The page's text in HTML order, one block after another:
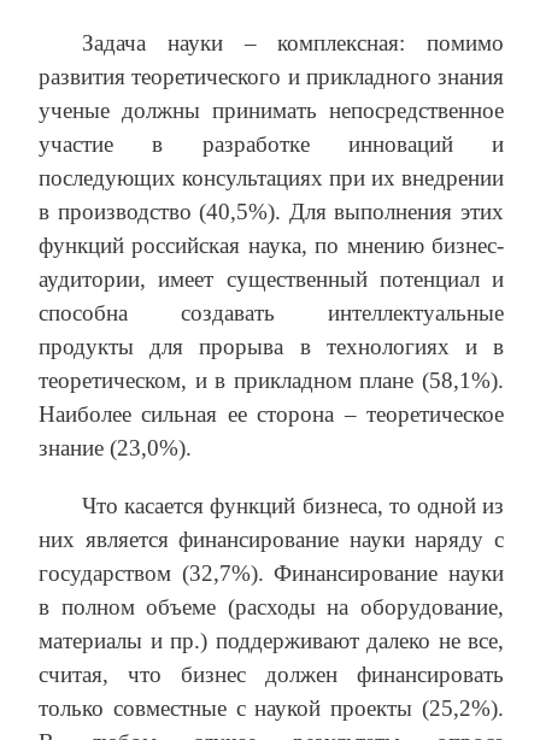
Задача науки – комплексная: помимо
развития теоретического и прикладного знания
ученые должны принимать непосредственное
участие в разработке инноваций и
последующих консультациях при их внедрении
в производство (40,5%). Для выполнения этих
функций российская наука, по мнению бизнес-
аудитории, имеет существенный потенциал и
способна создавать интеллектуальные
продукты для прорыва в технологиях и в
теоретическом, и в прикладном плане (58,1%).
Наиболее сильная ее сторона – теоретическое
знание (23,0%).
Что касается функций бизнеса, то одной из
них является финансирование науки наряду с
государством (32,7%). Финансирование науки
в полном объеме (расходы на оборудование,
материалы и пр.) поддерживают далеко не все,
считая, что бизнес должен финансировать
только совместные с наукой проекты (25,2%).